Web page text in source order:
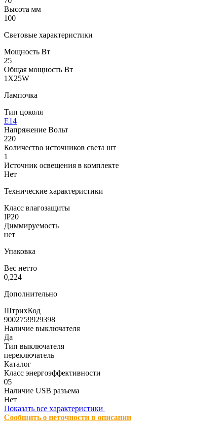
Высота мм
100
Световые характеристики
Мощность Вт
25
Общая мощность Вт
1X25W
Лампочка
Тип цоколя
E14
Напряжение Вольт
220
Количество источников света шт
1
Источник освещения в комплекте
Нет
Технические характеристики
Класс влагозащиты
IP20
Диммируемость
нет
Упаковка
Вес нетто
0,224
Дополнительно
ШтрихКод
9002759929398
Наличие выключателя
Да
Тип выключателя
переключатель
Каталог
Класс энергоэффективности
05
Наличие USB разъема
Нет
Показать все характеристики
Сообщить о неточности в описании